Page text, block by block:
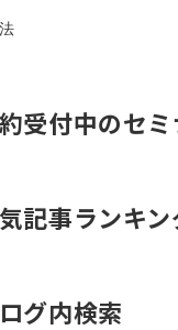
受付中のセミ
記事ランキン
グ内検索